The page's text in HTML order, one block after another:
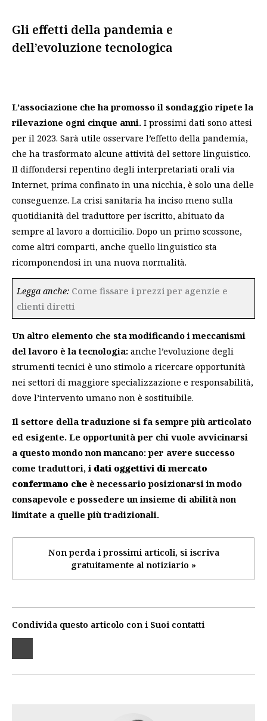
Gli effetti della pandemia e
dell’evoluzione tecnologica
L’associazione che ha promosso il sondaggio ripete la
rilevazione ogni cinque anni. I prossimi dati sono attesi
per il 2023. Sarà utile osservare l’effetto della pandemia,
che ha trasformato alcune attività del settore linguistico.
Il diffondersi repentino degli interpretariati orali via
Internet, prima confinato in una nicchia, è solo una delle
conseguenze. La crisi sanitaria ha inciso meno sulla
quotidianità del traduttore per iscritto, abituato da
sempre al lavoro a domicilio. Dopo un primo scossone,
come altri comparti, anche quello linguistico sta
ricomponendosi in una nuova normalità.
Legga anche: Come fissare i prezzi per agenzie e
clienti diretti
Un altro elemento che sta modificando i meccanismi
del lavoro è la tecnologia: anche l’evoluzione degli
strumenti tecnici è uno stimolo a ricercare opportunità
nei settori di maggiore specializzazione e responsabilità,
dove l’intervento umano non è sostituibile.
Il settore della traduzione si fa sempre più articolato
ed esigente. Le opportunità per chi vuole avvicinarsi
a questo mondo non mancano: per avere successo
come traduttori,i dati oggettivi di mercato
confermano che è necessario posizionarsi in modo
consapevole e possedere un insieme di abilità non
limitate a quelle più tradizionali.
Non perda i prossimi articoli, si iscriva
gratuitamente al notiziario »
Condivida questo articolo con i Suoi contatti